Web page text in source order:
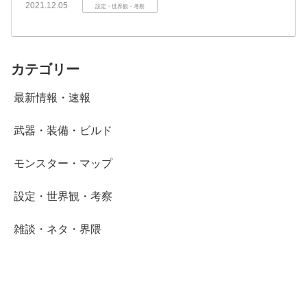
2021.12.05 設定・世界観・考察
カテゴリー
最新情報・速報
武器・装備・ビルド
モンスター・マップ
設定・世界観・考察
雑談・ネタ・界隈